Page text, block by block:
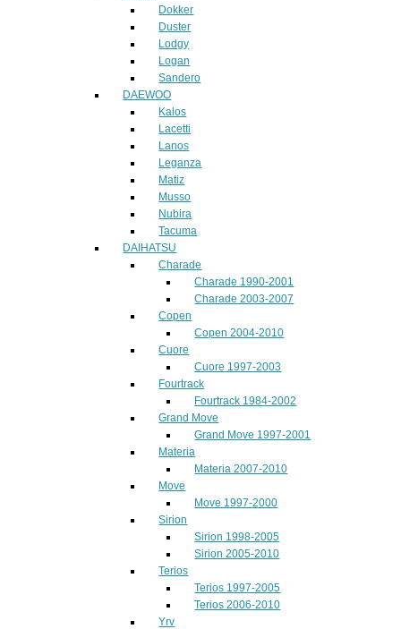
Dokker
Duster
Lodgy
Logan
Sandero
DAEWOO
Kalos
Lacetti
Lanos
Leganza
Matiz
Musso
Nubira
Tacuma
DAIHATSU
Charade
Charade 1990-2001
Charade 2003-2007
Copen
Copen 2004-2010
Cuore
Cuore 1997-2003
Fourtrack
Fourtrack 1984-2002
Grand Move
Grand Move 1997-2001
Materia
Materia 2007-2010
Move
Move 1997-2000
Sirion
Sirion 1998-2005
Sirion 2005-2010
Terios
Terios 1997-2005
Terios 2006-2010
Yrv